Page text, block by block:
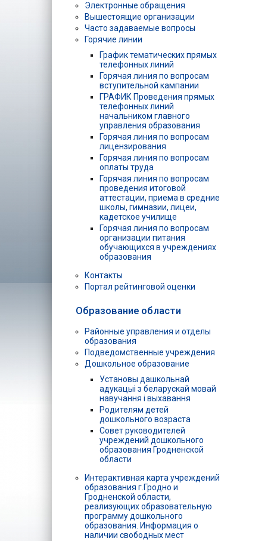
Электронные обращения
Вышестоящие организации
Часто задаваемые вопросы
Горячие линии
График тематических прямых
телефонных линий
Горячая линия по вопросам
вступительной кампании
ГРАФИК Проведения прямых
телефонных линий
начальником главного
управления образования
Горячая линия по вопросам
лицензирования
Горячая линия по вопросам
оплаты труда
Горячая линия по вопросам
проведения итоговой
аттестации, приема в средние
школы, гимназии, лицеи,
кадетское училище
Горячая линия по вопросам
организации питания
обучающихся в учреждениях
образования
Контакты
Портал рейтинговой оценки
Образование области
Районные управления и отделы
образования
Подведомственные учреждения
Дошкольное образование
Установы дашкольнай
адукацыі з беларускай мовай
навучання і выхавання
Родителям детей
дошкольного возраста
Совет руководителей
учреждений дошкольного
образования Гродненской
области
Интерактивная карта учреждений
образования г.Гродно и
Гродненской области,
реализующих образовательную
программу дошкольного
образования. Информация о
наличии свободных мест